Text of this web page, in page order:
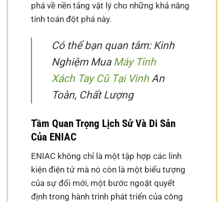
phá về nền tảng vật lý cho những khả năng
tính toán đột phá này.
Có thể bạn quan tâm: Kinh
Nghiệm Mua Máy Tính
Xách Tay Cũ Tại VinhAn
Toàn, Chất Lượng
Tầm Quan Trọng Lịch Sử Và Di Sản
Của ENIAC
ENIAC không chỉ là một tập hợp các linh
kiện điện tử mà nó còn là một biểu tượng
của sự đổi mới, một bước ngoặt quyết
định trong hành trình phát triển của công